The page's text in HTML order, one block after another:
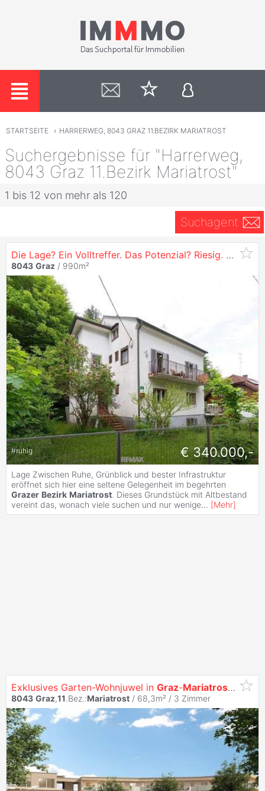
STARTSEITE › HARRERWEG, 8043 GRAZ 11.BEZIRK MARIATROST
Suchergebnisse für "Harrerweg,
8043 Graz 11.Bezirk Mariatrost"
1 bis 12 von mehr als 120
Suchagent
Die Lage? Ein Volltreffer. Das Potenzial? Riesig. Grundstück mit Altbestand in
8043 Graz / 990m²
#ruhig € 340.000,-
Lage Zwischen Ruhe, Grünblick und bester Infrastruktur
eröffnet sich hier eine seltene Gelegenheit im begehrten
Grazer Bezirk Mariatrost. Dieses Grundstück mit Altbestand
vereint das, wonach viele suchen und nur wenige... [Mehr]
Exklusives Garten-Wohnjuwel in Graz-Mariatrost | Top
8043 Graz,11.Bez.:Mariatrost / 68,3m² / 3 Zimmer